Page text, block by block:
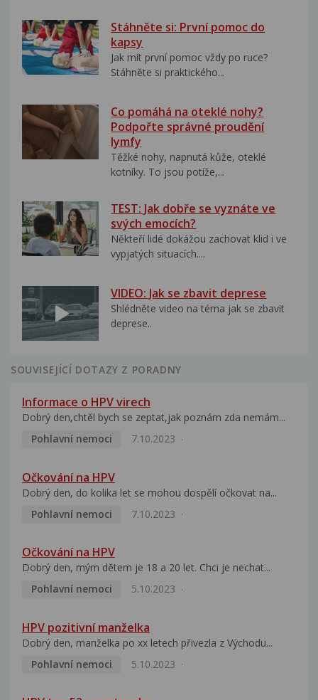
Stáhněte si: První pomoc do
kapsy
Jak mít první pomoc vždy po ruce?
Stáhněte si praktického...
Co pomáhá na oteklé nohy?
Podpořte správné proudění
lymfy
Těžké nohy, napnutá kůže, oteklé
kotníky. To jsou potíže,...
TEST: Jak dobře se vyznáte ve
svých emocích?
Někteří lidé dokážou zachovat klid i ve
vypjatých situacích....
VIDEO: Jak se zbavit deprese
Shlédněte video na téma jak se zbavit
deprese..
SOUVISEJÍCÍ DOTAZY Z PORADNY
Informace o HPV virech
Dobrý den,chtěl bych se zeptat,jak poznám zda nemám...
Pohlavní nemoci
7.10.2023
Očkování na HPV
Dobrý den, do kolika let se mohou dospělí očkovat na...
Pohlavní nemoci
7.10.2023
Očkování na HPV
Dobrý den, mým dětem je 18 a 20 let. Chci je nechat...
Pohlavní nemoci
5.10.2023
HPV pozitivní manželka
Dobrý den, manželka po xx letech přivezla z Východu...
Pohlavní nemoci
5.10.2023